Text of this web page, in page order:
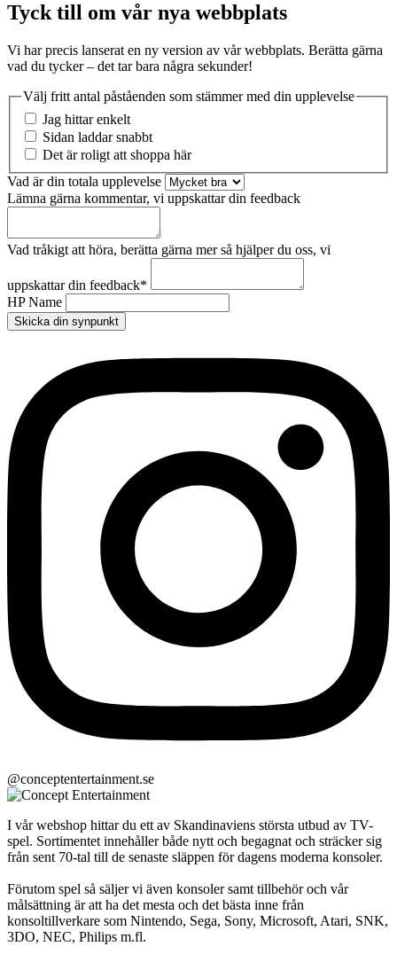
Tyck till om vår nya webbplats
Vi har precis lanserat en ny version av vår webbplats. Berätta gärna
vad du tycker – det tar bara några sekunder!
Välj fritt antal påståenden som stämmer med din upplevelse
Jag hittar enkelt
Sidan laddar snabbt
Det är roligt att shoppa här
Vad är din totala upplevelse
Lämna gärna kommentar, vi uppskattar din feedback
Vad tråkigt att höra, berätta gärna mer så hjälper du oss, vi
uppskattar din feedback*
HP Name
Skicka din synpunkt
@conceptentertainment.se
I vår webshop hittar du ett av Skandinaviens största utbud av TV-
spel. Sortimentet innehåller både nytt och begagnat och sträcker sig
från sent 70-tal till de senaste släppen för dagens moderna konsoler.
Förutom spel så säljer vi även konsoler samt tillbehör och vår
målsättning är att ha det mesta och det bästa inne från
konsoltillverkare som Nintendo, Sega, Sony, Microsoft, Atari, SNK,
3DO, NEC, Philips m.fl.